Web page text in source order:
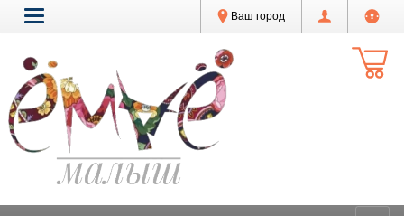
Ваш город